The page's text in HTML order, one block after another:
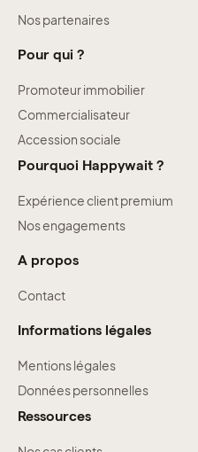
Nos partenaires
Pour qui ?
Promoteur immobilier
Commercialisateur
Accession sociale
Pourquoi Happywait ?
Expérience client premium
Nos engagements
A propos
Contact
Informations légales
Mentions légales
Données personnelles
Ressources